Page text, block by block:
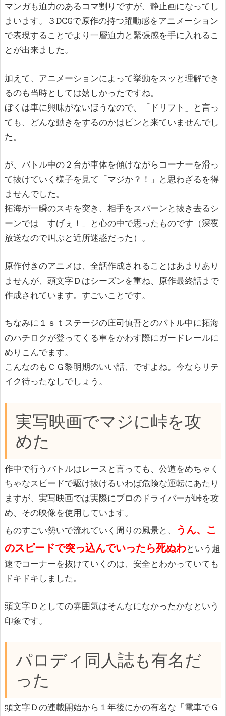
マンガも迫力のあるコマ割りですが、静止画になってし
まいます。３DCGで原作の持つ躍動感をアニメーション
で表現することでより一層迫力と緊張感を手に入れるこ
とが出来ました。
加えて、アニメーションによって挙動をスッと理解でき
るのも当時としては嬉しかったですね。
ぼくは車に興味がないほうなので、「ドリフト」と言っ
ても、どんな動きをするのかはピンと来ていませんでし
た。
が、バトル中の２台が車体を傾けながらコーナーを滑っ
て抜けていく様子を見て「マジか？！」と思わざるを得
ませんでした。
拓海が一瞬のスキを突き、相手をスパーンと抜き去るシ
ーンでは「すげぇ！」と心の中で思ったものです（深夜
放送なので叫ぶと近所迷惑だった）。
原作付きのアニメは、全話作成されることはあまりあり
ませんが、頭文字Ｄはシーズンを重ね、原作最終話まで
作成されています。すごいことです。
ちなみに１ｓｔステージの庄司慎吾とのバトル中に拓海
のハチロクが登ってくる車をかわす際にガードレールに
めりこんでます。
こんなのもＣＧ黎明期のいい話、ですよね。今ならリテ
イク待ったなしでしょう。
実写映画でマジに峠を攻
めた
作中で行うバトルはレースと言っても、公道をめちゃく
ちゃなスピードで駆け抜けるいわば危険な運転にあたり
ますが、実写映画では実際にプロのドライバーが峠を攻
め、その映像を使用しています。
ものすごい勢いで流れていく周りの風景と、
うん、こ
のスピードで突っ込んでいったら死ぬわという超
速でコーナーを抜けていくのは、安全とわかっていても
ドキドキしました。
頭文字Ｄとしての雰囲気はそんなになかったかなという
印象です。
パロディ同人誌も有名だ
った
頭文字Ｄの連載開始から１年後にかの有名な「電車でＧ